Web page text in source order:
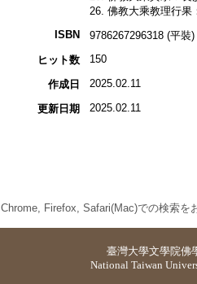
26. 佛教大乘教理行果
ISBN
9786267296318 (平裝)
ヒット数
150
作成日 2025.02.11
更新日期 2025.02.11
Chrome, Firefox, Safari(Mac)での検索を
臺灣大學文學院佛
National Taiwan